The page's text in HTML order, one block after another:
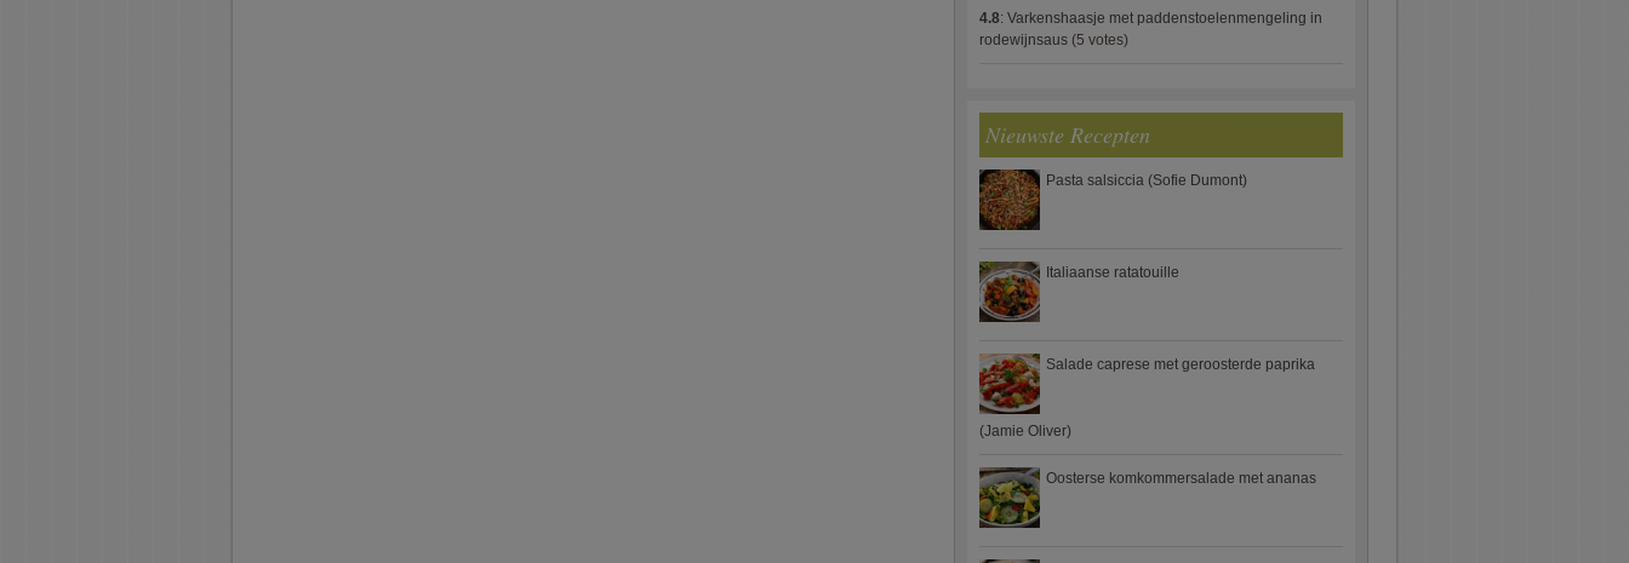
4.8: Varkenshaasje met paddenstoelenmengeling in
rodewijnsaus (5 votes)
Nieuwste Recepten
Pasta salsiccia (Sofie Dumont)
Italiaanse ratatouille
Salade caprese met geroosterde paprika
(Jamie Oliver)
Oosterse komkommersalade met ananas